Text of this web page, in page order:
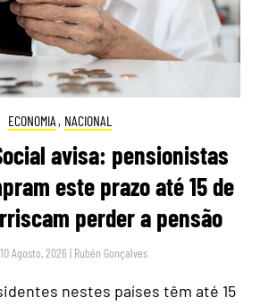
ECONOMIA , NACIONAL
avisa: pensionistas
este prazo até 15 de
perder a pensão
Agosto, 2026 | Rubén Gonçalves
nestes países têm até 15